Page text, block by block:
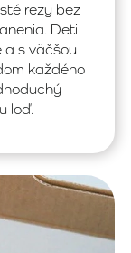
rezy bez
Deti
s väčšou
každého
loď.